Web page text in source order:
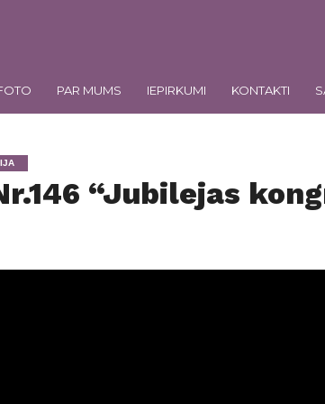
PAR MUMS IEPIRKUMI KONTAKTI
“Jubilejas